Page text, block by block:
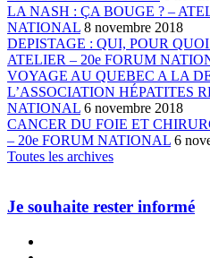
LA NASH : ÇA BOUGE ? –
NATIONAL 8 novembre 2018
DEPISTAGE : QUI, POUR
ATELIER – 20e FORUM
VOYAGE AU QUEBEC A LA
L’ASSOCIATION HÉPATITES
NATIONAL 6 novembre 2018
CANCER DU FOIE ET
– 20e FORUM NATIONAL 6
Toutes les archives
Je souhaite rester informé